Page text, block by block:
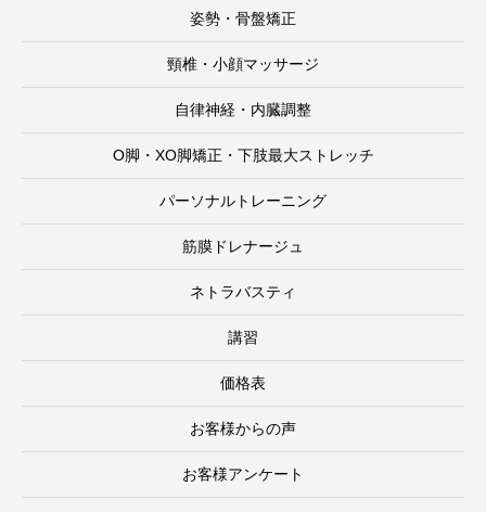
姿勢・骨盤矯正
頸椎・小顔マッサージ
自律神経・内臓調整
O脚・XO脚矯正・下肢最大ストレッチ
パーソナルトレーニング
筋膜ドレナージュ
ネトラバスティ
講習
価格表
お客様からの声
お客様アンケート